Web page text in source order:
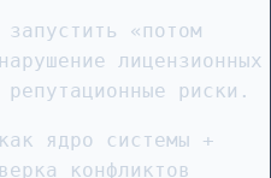
«потом
лицензионных
риски.
ядро системы +
конфликтов